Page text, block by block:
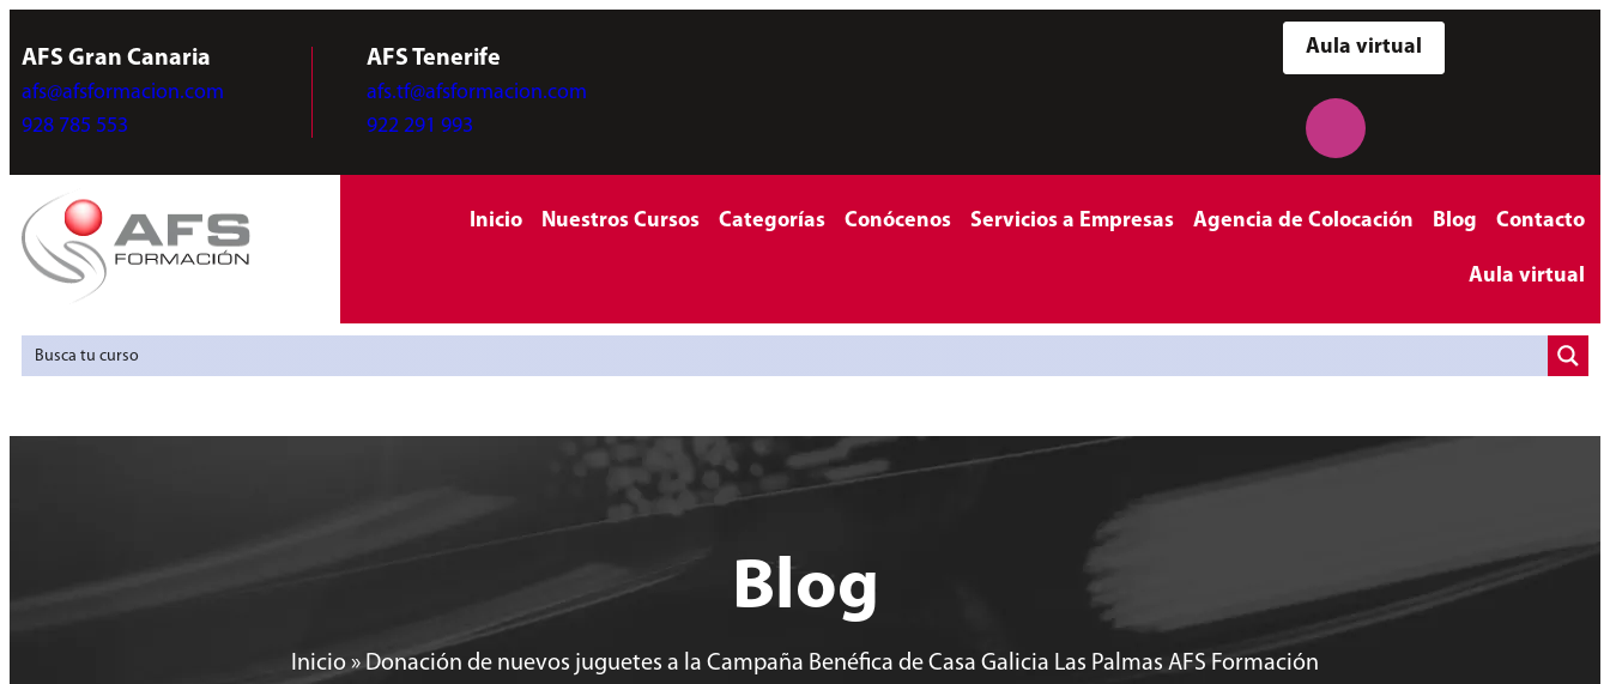
AFS Gran Canaria
afs@afsformacion.com
928 785 553
AFS Tenerife
afs.tf@afsformacion.com
922 291 993
Aula virtual
Inicio Nuestros Cursos Categorías Conócenos Servicios a Empresas Agencia de Colocación Blog Contacto
Aula virtual
Blog
Inicio »Donación de nuevos juguetes a la Campaña Benéfica de Casa Galicia Las Palmas AFS Formación